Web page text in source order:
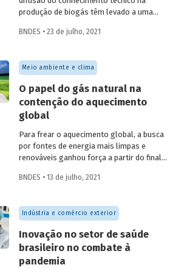
produção de biogás têm levado a uma
em operação e no volume produzido no
tímido diante do potencial de geração que
um país com um agronegócio tão
desenvolvido pode atingir. Entenda como
resíduos e efluentes das diferentes
atividades agropecuárias podem
contribuir para ampliar a geração de
BNDES • 23 de julho, 2021
Meio ambiente e clima
O papel do gás natural na
contenção do aquecimento
global
Para frear o aquecimento global, a busca
por fontes de energia mais limpas e
renováveis ganhou força a partir do final
mundial de redução das emissões de CO
energética segue crescendo, o gás
natural desponta como combustível
capaz de apoiar a transição para a
economia de baixo carbono, aproveitando
a infraestrutura já existente com menor
impacto ambiental do que outros
BNDES • 13 de julho, 2021
Indústria e comércio exterior
Inovação no setor de saúde
brasileiro no combate à
pandemia